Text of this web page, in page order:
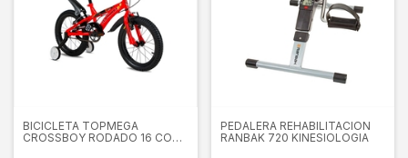
BICICLETA TOPMEGA
CROSSBOY RODADO 16 CON
PEDALERA REHABILITACION
RANBAK 720 KINESIOLOGIA